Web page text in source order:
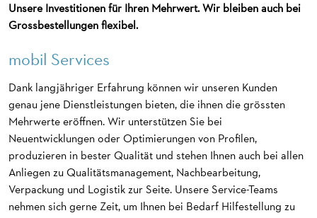
Unsere Investitionen für Ihren Mehrwert. Wir bleiben auch bei
Grossbestellungen flexibel.
mobil Services
Dank langjähriger Erfahrung können wir unseren Kunden
genau jene Dienstleistungen bieten, die ihnen die grössten
Mehrwerte eröffnen. Wir unterstützen Sie bei
Neuentwicklungen oder Optimierungen von Profilen,
produzieren in bester Qualität und stehen Ihnen auch bei allen
Anliegen zu Qualitätsmanagement, Nachbearbeitung,
Verpackung und Logistik zur Seite. Unsere Service-Teams
nehmen sich gerne Zeit, um Ihnen bei Bedarf Hilfestellung zu